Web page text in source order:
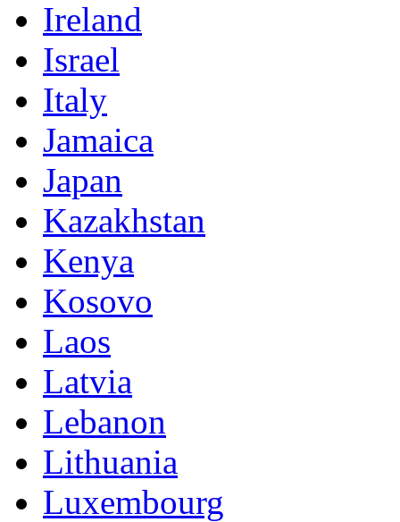
Ireland
Israel
Italy
Jamaica
Japan
Kazakhstan
Kenya
Kosovo
Laos
Latvia
Lebanon
Lithuania
Luxembourg